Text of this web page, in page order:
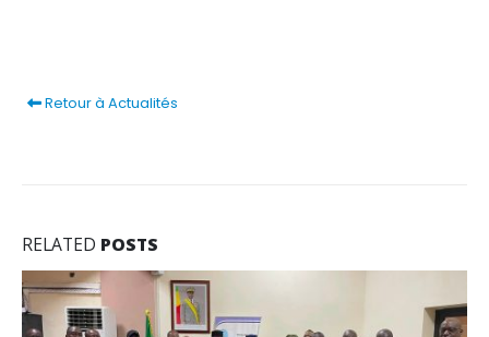
Retour à Actualités
RELATED POSTS